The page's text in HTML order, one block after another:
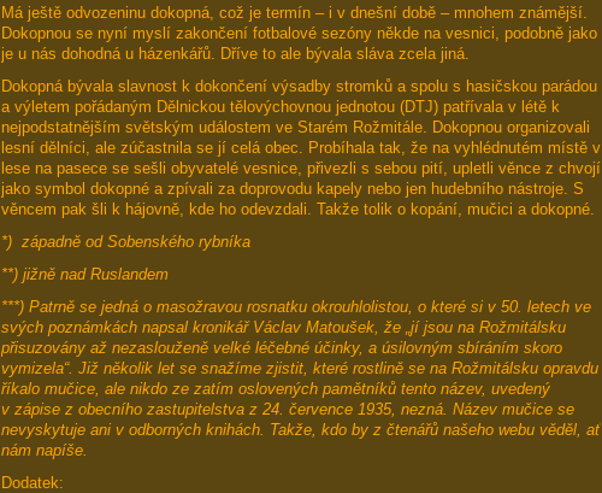
Má ještě odvozeninu dokopná, což je termín – i v dnešní době – mnohem známější.
Dokopnou se nyní myslí zakončení fotbalové sezóny někde na vesnici, podobně jako
je u nás dohodná u házenkářů. Dříve to ale bývala sláva zcela jiná.
Dokopná bývala slavnost k dokončení výsadby stromků a spolu s hasičskou parádou
a výletem pořádaným Dělnickou tělovýchovnou jednotou (DTJ) patřívala v létě k
nejpodstatnějším světským událostem ve Starém Rožmitále. Dokopnou organizovali
lesní dělníci, ale zúčastnila se jí celá obec. Probíhala tak, že na vyhlédnutém místě v
lese na pasece se sešli obyvatelé vesnice, přivezli s sebou pití, upletli věnce z chvojí
jako symbol dokopné a zpívali za doprovodu kapely nebo jen hudebního nástroje. S
věncem pak šli k hájovně, kde ho odevzdali. Takže tolik o kopání, mučici a dokopné.
*) západně od Sobenského rybníka
**) jižně nad Ruslandem
***) Patrně se jedná o masožravou rosnatku okrouhlolistou, o které si v 50. letech ve
svých poznámkách napsal kronikář Václav Matoušek, že „jí jsou na Rožmitálsku
přisuzovány až nezaslouženě velké léčebné účinky, a úsilovným sbíráním skoro
vymizela“. Již několik let se snažíme zjistit, které rostlině se na Rožmitálsku opravdu
říkalo mučice, ale nikdo ze zatím oslovených pamětníků tento název, uvedený
v zápise z obecního zastupitelstva z 24. července 1935, nezná. Název mučice se
nevyskytuje ani v odborných knihách. Takže, kdo by z čtenářů našeho webu věděl, ať
nám napíše.
Dodatek: